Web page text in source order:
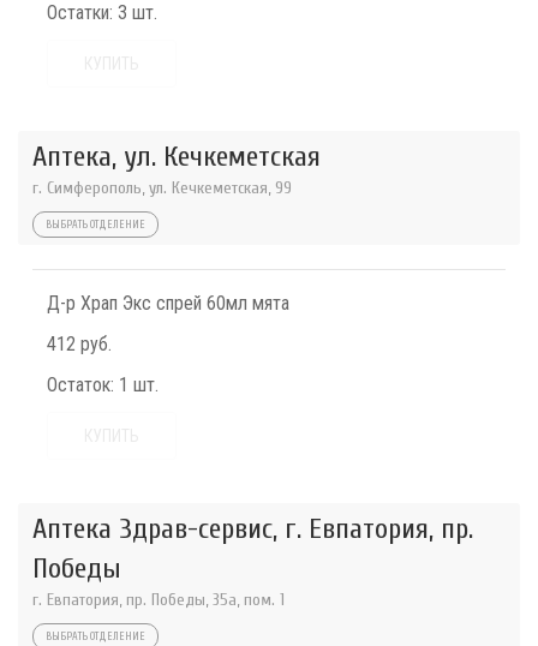
Остатки: 3 шт.
Аптека, ул. Кечкеметская
г. Симферополь, ул. Кечкеметская, 99
ВЫБРАТЬ ОТДЕЛЕНИЕ
Д-р Храп Экс спрей 60мл мята
412 руб.
Остаток: 1 шт.
Аптека Здрав-сервис, г. Евпатория, пр.
Победы
г. Евпатория, пр. Победы, 35а, пом. 1
ВЫБРАТЬ ОТДЕЛЕНИЕ